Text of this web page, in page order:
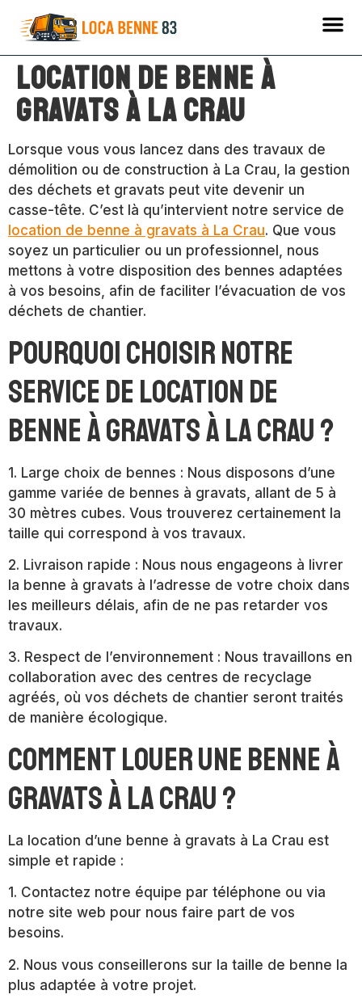
Location de benne à
gravats à La Crau
Lorsque vous vous lancez dans des travaux de
démolition ou de construction à La Crau, la gestion
des déchets et gravats peut vite devenir un
casse-tête. C’est là qu’intervient notre service de
location de benne à gravats à La Crau. Que vous
soyez un particulier ou un professionnel, nous
mettons à votre disposition des bennes adaptées
à vos besoins, afin de faciliter l’évacuation de vos
déchets de chantier.
Pourquoi choisir notre
service de location de
benne à gravats à La Crau ?
1. Large choix de bennes : Nous disposons d’une
gamme variée de bennes à gravats, allant de 5 à
30 mètres cubes. Vous trouverez certainement la
taille qui correspond à vos travaux.
2. Livraison rapide : Nous nous engageons à livrer
la benne à gravats à l’adresse de votre choix dans
les meilleurs délais, afin de ne pas retarder vos
travaux.
3. Respect de l’environnement : Nous travaillons en
collaboration avec des centres de recyclage
agréés, où vos déchets de chantier seront traités
de manière écologique.
Comment louer une benne à
gravats à La Crau ?
La location d’une benne à gravats à La Crau est
simple et rapide :
1. Contactez notre équipe par téléphone ou via
notre site web pour nous faire part de vos
besoins.
2. Nous vous conseillerons sur la taille de benne la
plus adaptée à votre projet.